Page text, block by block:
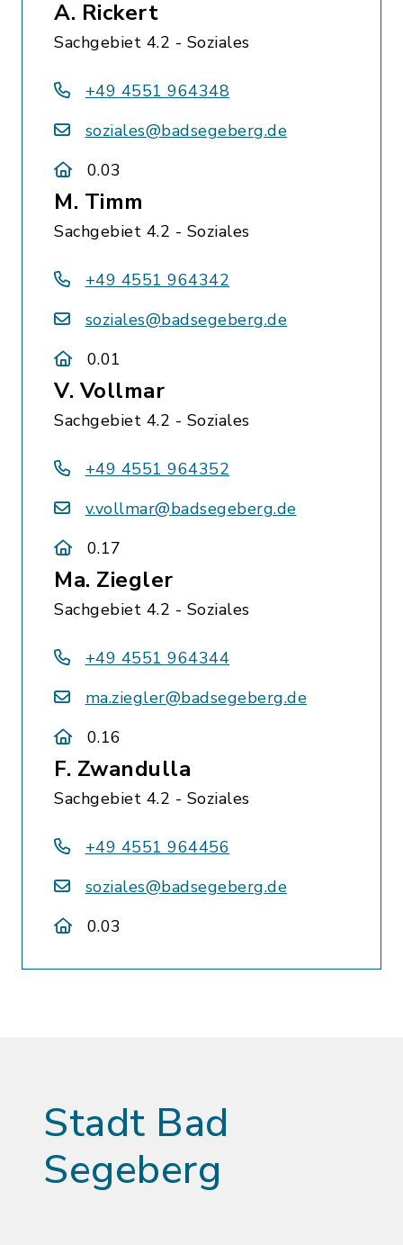
A. Rickert
Sachgebiet 4.2 - Soziales
+49 4551 964348
soziales@badsegeberg.de
0.03
M. Timm
Sachgebiet 4.2 - Soziales
+49 4551 964342
soziales@badsegeberg.de
0.01
V. Vollmar
Sachgebiet 4.2 - Soziales
+49 4551 964352
v.vollmar@badsegeberg.de
0.17
Ma. Ziegler
Sachgebiet 4.2 - Soziales
+49 4551 964344
ma.ziegler@badsegeberg.de
0.16
F. Zwandulla
Sachgebiet 4.2 - Soziales
+49 4551 964456
soziales@badsegeberg.de
0.03
Stadt Bad
Segeberg